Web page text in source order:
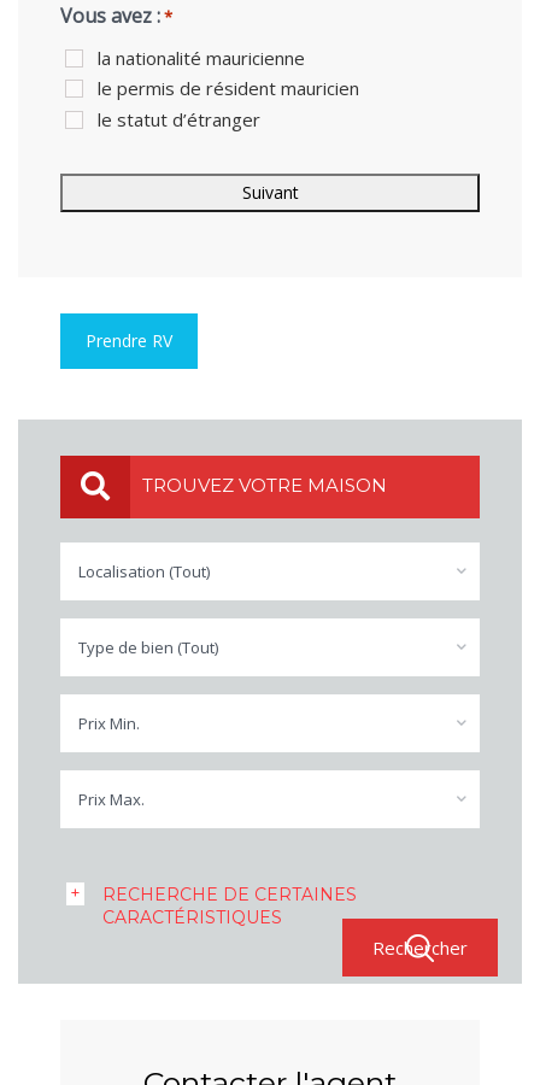
Vous avez :*
la nationalité mauricienne
le permis de résident mauricien
le statut d’étranger
Prendre RV
TROUVEZ VOTRE MAISON
Localisation (Tout)
Type de bien (Tout)
Prix Min.
Prix Max.
RECHERCHE DE CERTAINES
CARACTÉRISTIQUES